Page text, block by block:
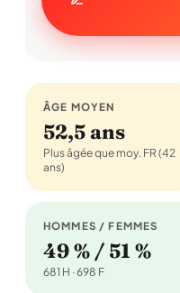
ÂGE MOYEN
52,5 ans
Plus âgée que moy. FR (42
ans)
HOMMES / FEMMES
49 % / 51 %
681 H · 698 F